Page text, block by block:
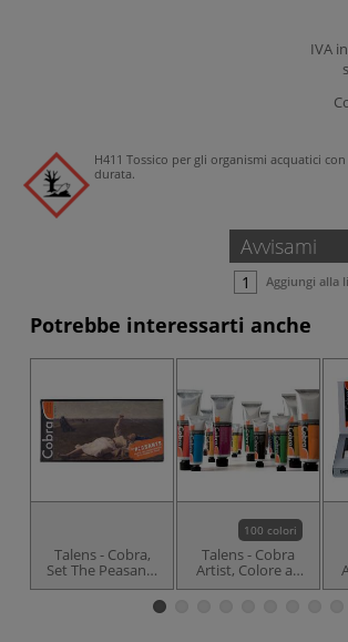
IVA
H411 Tossico per gli organismi acquatici
durata.
Avvisami
Aggiungi alla
Potrebbe interessarti anche
Talens - Cobra,
Set The Peasants
con colori ad olio
100 colori
Talens - Cobra
Artist, Colore ad
olio acquerellabile